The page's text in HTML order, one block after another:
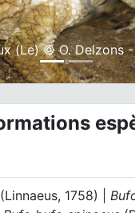
(Le) © O. Delzons
1758) |